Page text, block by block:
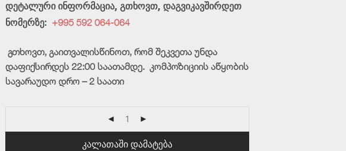
დეტალური ინფორმაცია, გთხოვთ, დაგვიკავშირდეთ
ნომერზე: +995 592 064-064
გთხოვთ, გაითვალისწინოთ, რომ შეკვეთა უნდა
დაფიქსირდეს 22:00 საათამდე. კომპოზიციის აწყობის
სავარაუდო დრო – 2 საათი
კალათაში დამატება